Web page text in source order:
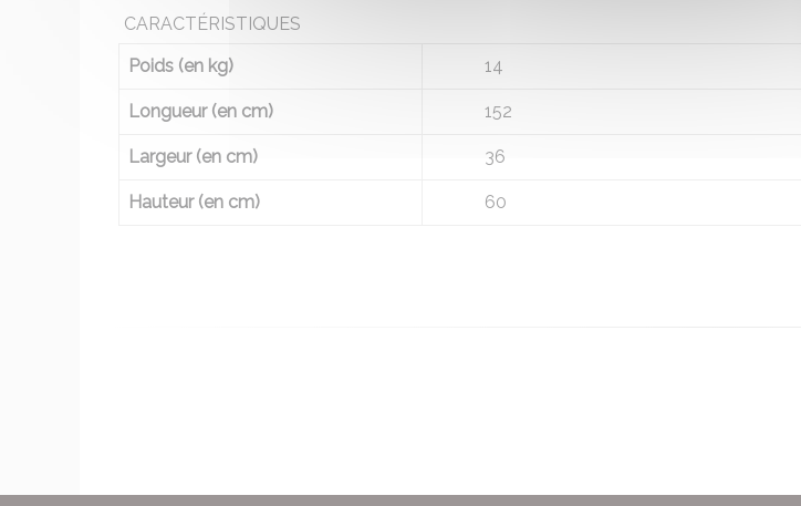
CARACTÉRISTIQUES
Poids (en kg)
14
Longueur (en cm) 152
Largeur (en cm) 36
Hauteur (en cm) 60